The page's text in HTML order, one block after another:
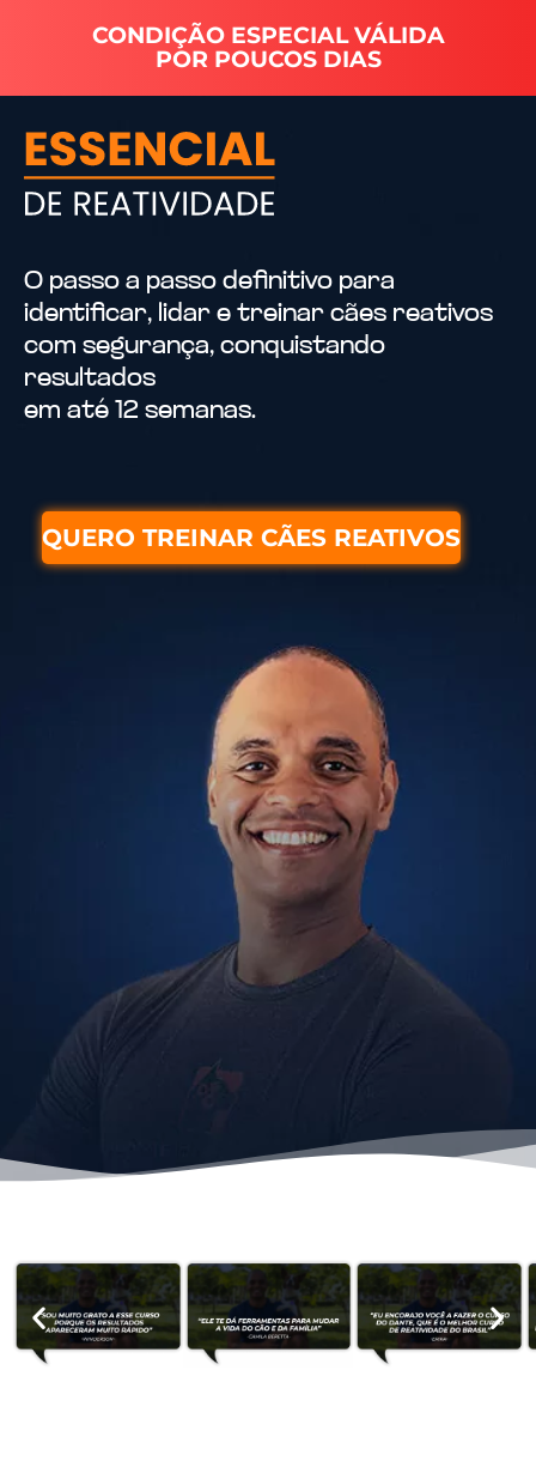
CONDIÇÃO ESPECIAL VÁLIDA
POR POUCOS DIAS
O passo a passo definitivo para
identificar, lidar e treinar cães reativos
com segurança, conquistando
resultados
em até 12 semanas.
QUERO TREINAR CÃES REATIVOS